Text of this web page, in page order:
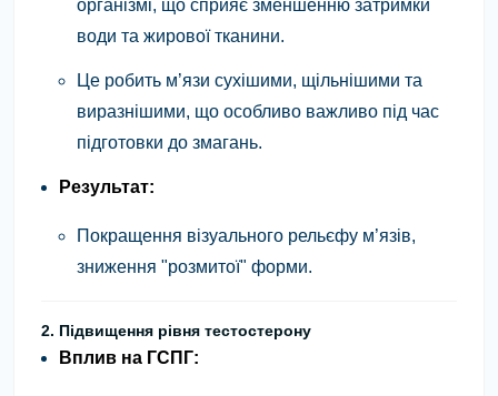
організмі, що сприяє зменшенню затримки
води та жирової тканини.
Це робить м’язи сухішими, щільнішими та
виразнішими, що особливо важливо під час
підготовки до змагань.
Результат:
Покращення візуального рельєфу м’язів,
зниження "розмитої" форми.
2. Підвищення рівня тестостерону
Вплив на ГСПГ: